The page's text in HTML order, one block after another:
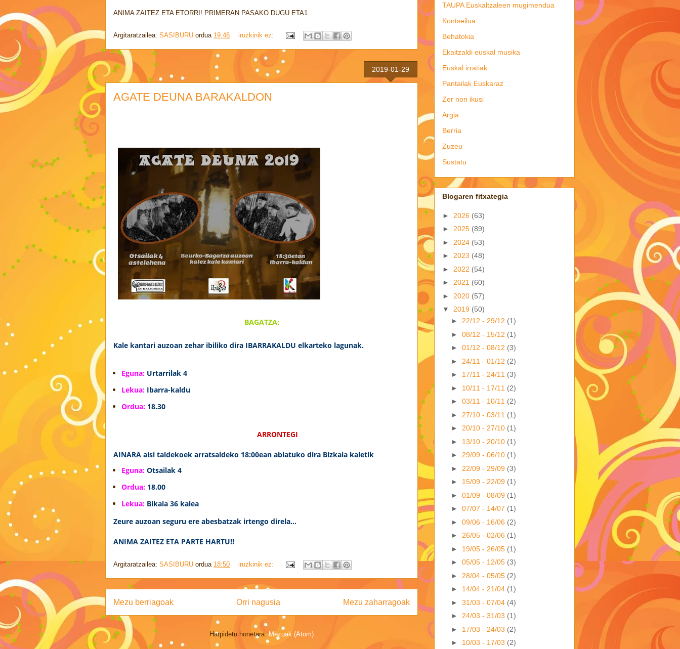
ANIMA ZAITEZ ETA ETORRI! PRIMERAN PASAKO DUGU ETA1
Argitaratzailea: SASIBURU ordua 19:46 iruzkinik ez:
2019-01-29
AGATE DEUNA BARAKALDON
BAGATZA:
Kale kantari auzoan zehar ibiliko dira IBARRAKALDU elkarteko lagunak.
Eguna: Urtarrilak 4
Lekua: Ibarra-kaldu
Ordua: 18.30
ARRONTEGI
AINARA aisi taldekoek arratsaldeko 18:00ean abiatuko dira Bizkaia kaletik
Eguna: Otsailak 4
Ordua: 18.00
Lekua: Bikaia 36 kalea
Zeure auzoan seguru ere abesbatzak irtengo direla...
ANIMA ZAITEZ ETA PARTE HARTU!!
Argitaratzailea: SASIBURU ordua 18:50 iruzkinik ez:
Mezu berriagoak Mezu zaharragoak
Orri nagusia
Harpidetu honetara:Mezuak (Atom)
TAUPA Euskaltzaleen mugimendua
Kontseilua
Behatokia
Ekaitzaldi euskal musika
Euskal irratiak
Pantailak Euskaraz
Zer non ikusi
Argia
Berria
Zuzeu
Sustatu
Blogaren fitxategia
► 2026 (63)
► 2025 (89)
► 2024 (53)
► 2023 (48)
► 2022 (54)
► 2021 (60)
► 2020 (57)
▼ 2019 (50)
► 22/12 - 29/12 (1)
► 08/12 - 15/12 (1)
► 01/12 - 08/12 (3)
► 24/11 - 01/12 (2)
► 17/11 - 24/11 (3)
► 10/11 - 17/11 (2)
► 03/11 - 10/11 (2)
► 27/10 - 03/11 (1)
► 20/10 - 27/10 (1)
► 13/10 - 20/10 (1)
► 29/09 - 06/10 (1)
► 22/09 - 29/09 (3)
► 15/09 - 22/09 (1)
► 01/09 - 08/09 (1)
► 07/07 - 14/07 (1)
► 09/06 - 16/06 (2)
► 26/05 - 02/06 (1)
► 19/05 - 26/05 (1)
► 05/05 - 12/05 (3)
► 28/04 - 05/05 (2)
► 14/04 - 21/04 (1)
► 31/03 - 07/04 (4)
► 24/03 - 31/03 (1)
► 17/03 - 24/03 (2)
► 10/03 - 17/03 (2)